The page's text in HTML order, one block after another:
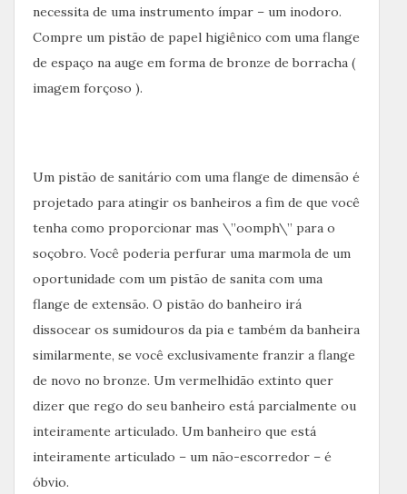
necessita de uma instrumento ímpar – um inodoro.
Compre um pistão de papel higiênico com uma flange
de espaço na auge em forma de bronze de borracha (
imagem forçoso ).
Um pistão de sanitário com uma flange de dimensão é
projetado para atingir os banheiros a fim de que você
tenha como proporcionar mas \”oomph\” para o
soçobro. Você poderia perfurar uma marmola de um
oportunidade com um pistão de sanita com uma
flange de extensão. O pistão do banheiro irá
dissocear os sumidouros da pia e também da banheira
similarmente, se você exclusivamente franzir a flange
de novo no bronze. Um vermelhidão extinto quer
dizer que rego do seu banheiro está parcialmente ou
inteiramente articulado. Um banheiro que está
inteiramente articulado – um não-escorredor – é
óbvio.